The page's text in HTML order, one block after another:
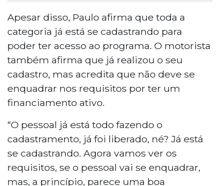
Apesar disso, Paulo afirma que toda a
categoria já está se cadastrando para
poder ter acesso ao programa. O motorista
também afirma que já realizou o seu
cadastro, mas acredita que não deve se
enquadrar nos requisitos por ter um
financiamento ativo.
“O pessoal já está todo fazendo o
cadastramento, já foi liberado, né? Já está
se cadastrando. Agora vamos ver os
requisitos, se o pessoal vai se enquadrar,
mas, a princípio, parece uma boa